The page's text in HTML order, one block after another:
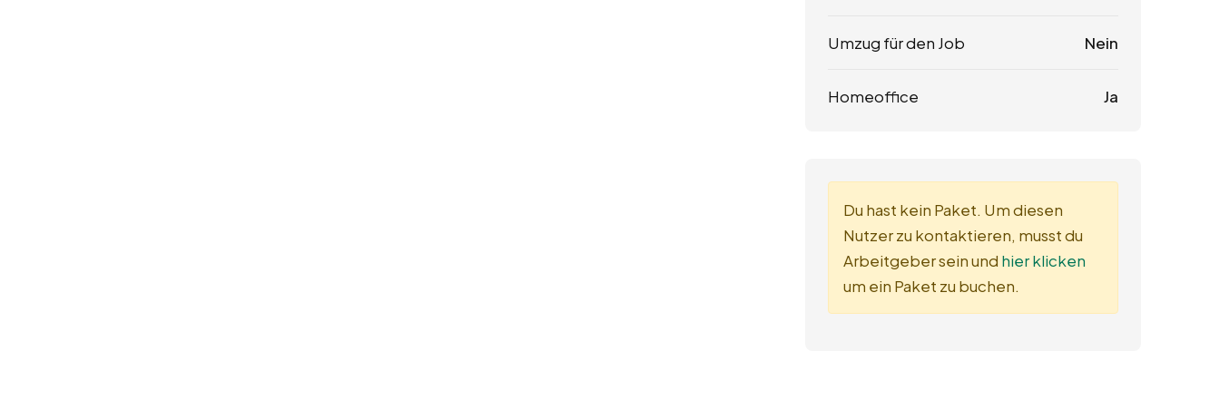
Umzug für den Job Nein
Homeoffice Ja
Du hast kein Paket. Um diesen
Nutzer zu kontaktieren, musst du
Arbeitgeber sein und hier klicken
um ein Paket zu buchen.